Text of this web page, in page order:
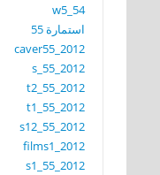
w5_54
استمارة 55
caver55_2012
s_55_2012
t2_55_2012
t1_55_2012
s12_55_2012
films1_2012
s1_55_2012